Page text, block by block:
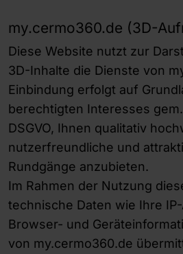
my.cermo360.de (3D-
Diese Website nutzt zur
3D-Inhalte die Dienste von
Einbindung erfolgt auf
berechtigten Interesses
DSGVO, Ihnen qualitativ
nutzerfreundliche und
Rundgänge anzubieten.
Im Rahmen der Nutzung
technische Daten wie Ihre
Browser- und
von my.cermo360.de